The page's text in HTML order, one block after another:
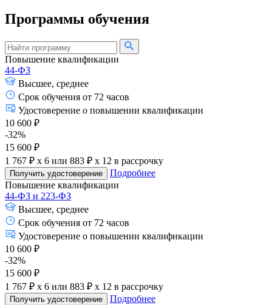
Программы обучения
Повышение квалификации
44-ФЗ
Высшее, среднее
Срок обучения от 72 часов
Удостоверение о повышении квалификации
10 600 ₽
-32%
15 600 ₽
1 767 ₽ x 6 или 883 ₽ x 12 в рассрочку
Получить удостоверение
Подробнее
Повышение квалификации
44-ФЗ и 223-ФЗ
Высшее, среднее
Срок обучения от 72 часов
Удостоверение о повышении квалификации
10 600 ₽
-32%
15 600 ₽
1 767 ₽ x 6 или 883 ₽ x 12 в рассрочку
Получить удостоверение
Подробнее